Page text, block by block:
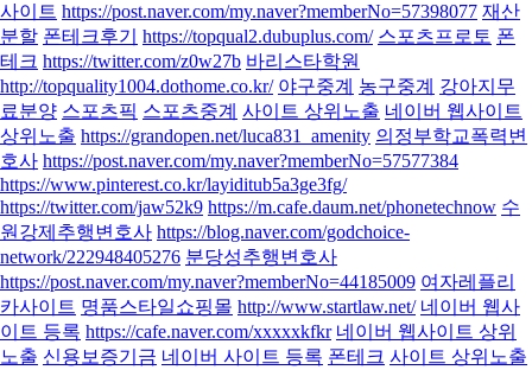
사이트 https://post.naver.com/my.naver?memberNo=57398077 재산
분할 폰테크후기 https://topqual2.dubuplus.com/ 스포츠프로토 폰
테크 https://twitter.com/z0w27b 바리스타학원
http://topquality1004.dothome.co.kr/ 야구중계 농구중계 강아지무
료분양 스포츠픽 스포츠중계 사이트 상위노출 네이버 웹사이트
상위노출 https://grandopen.net/luca831_amenity 의정부학교폭력변
호사 https://post.naver.com/my.naver?memberNo=57577384
https://www.pinterest.co.kr/layiditub5a3ge3fg/
https://twitter.com/jaw52k9 https://m.cafe.daum.net/phonetechnow 수
원강제추행변호사 https://blog.naver.com/godchoice-
network/222948405276 분당성추행변호사
https://post.naver.com/my.naver?memberNo=44185009 여자레플리
카사이트 명품스타일쇼핑몰 http://www.startlaw.net/ 네이버 웹사
이트 등록 https://cafe.naver.com/xxxxxkfkr 네이버 웹사이트 상위
노출 신용보증기금 네이버 사이트 등록 폰테크 사이트 상위노출